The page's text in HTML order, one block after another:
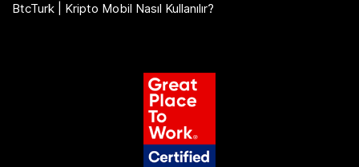
BtcTurk | Kripto Mobil Nasıl Kullanılır?